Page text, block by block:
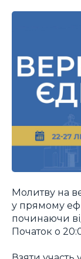
Молитву на
у прямому
починаючи
Початок о